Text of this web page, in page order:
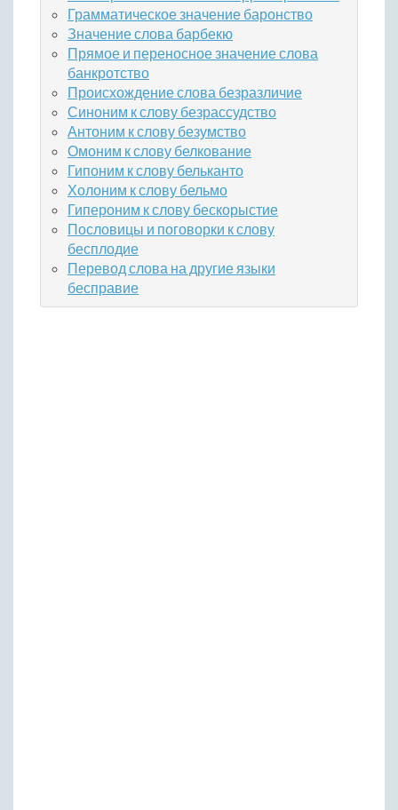
Грамматическое значение баронство
Значение слова барбекю
Прямое и переносное значение слова
банкротство
Происхождение слова безразличие
Синоним к слову безрассудство
Антоним к слову безумство
Омоним к слову белкование
Гипоним к слову бельканто
Холоним к слову бельмо
Гипероним к слову бескорыстие
Пословицы и поговорки к слову
бесплодие
Перевод слова на другие языки
бесправие